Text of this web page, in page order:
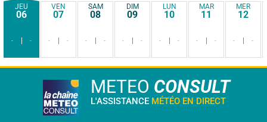
JEU
06
- -
VEN
07
- -
SAM
08
- -
DIM
09
- -
LUN
10
- -
MAR
11
- -
MER
12
- -
METEO CONSULT
L'ASSISTANCE MÉTÉO EN DIRECT